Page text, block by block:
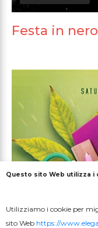
Festa in nero
Questo sito Web utilizza i
Utilizziamo i cookie per
sito Web https://